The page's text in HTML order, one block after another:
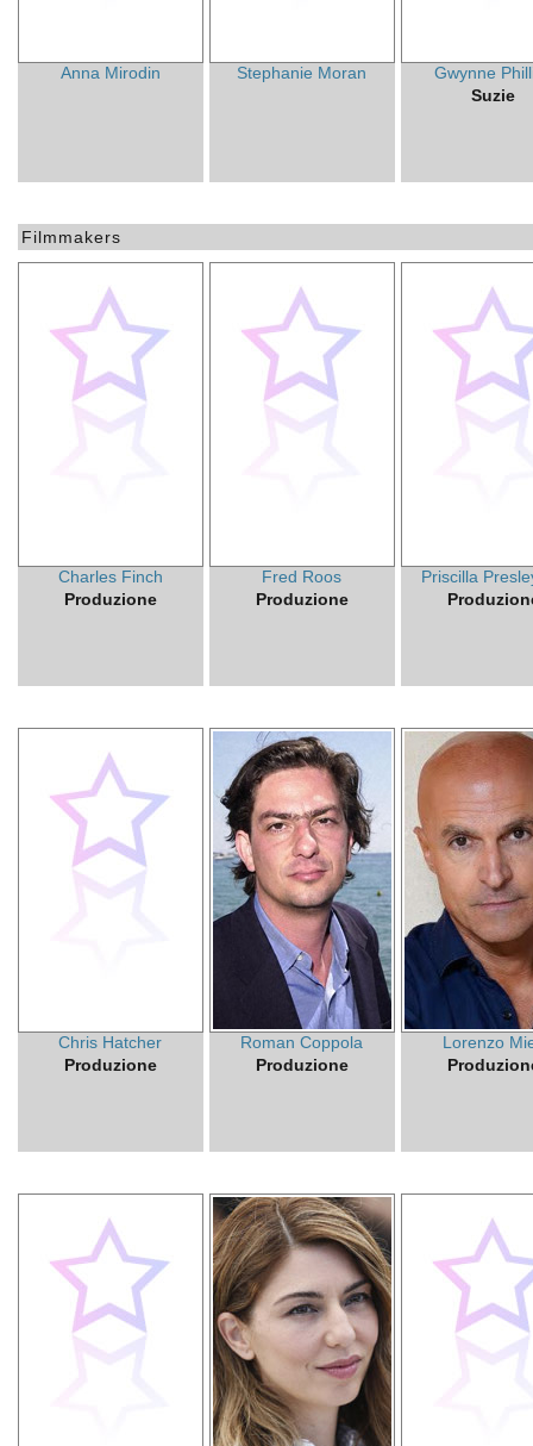
Anna Mirodin Stephanie Moran
Gwynne
Suzie
Filmmakers
Charles Finch
Produzione
Fred Roos
Produzione
Priscilla
Chris Hatcher
Produzione
Roman Coppola
Produzione
Lorenzo